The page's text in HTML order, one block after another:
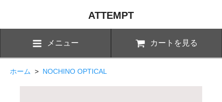
ATTEMPT
メニュー カートを見る
ホーム > NOCHINO OPTICAL